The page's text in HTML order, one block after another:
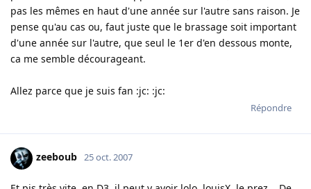
pas les mêmes en haut d'une année sur l'autre sans raison. Je
pense qu'au cas ou, faut juste que le brassage soit important
d'une année sur l'autre, que seul le 1er d'en dessous monte,
ca me semble décourageant.
Allez parce que je suis fan :jc: :jc:
Répondre
zeeboub 25 oct. 2007